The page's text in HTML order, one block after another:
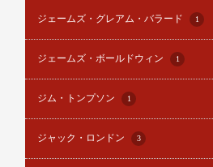
ジェームズ・グレアム・バラード 1
ジェームズ・ボールドウィン 1
ジム・トンプソン 1
ジャック・ロンドン 3